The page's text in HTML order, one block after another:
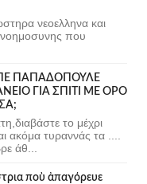
νεοελληνα και
νοημοσυνης που
ΠΑΠΑΔΟΠΟΥΛΕ
ΓΙΑ ΣΠΙΤΙ ΜΕ ΟΡΟ
το μέχρι
ακόμα τυραννάς τα ....
άθ...
ποὺ ἀπαγόρευε